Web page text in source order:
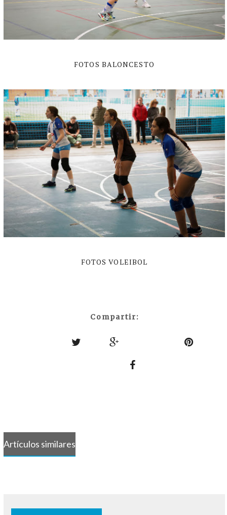
FOTOS BALONCESTO
FOTOS VOLEIBOL
Compartir:
Artículos similares